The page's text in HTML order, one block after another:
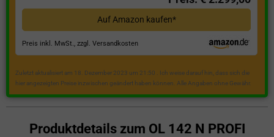
Auf Amazon kaufen*
Preis inkl. MwSt., zzgl. Versandkosten
Zuletzt aktualisiert am 18. Dezember 2023 um 21:50 . Ich weise darauf hin, dass sich die
hier angezeigten Preise inzwischen geändert haben können. Alle Angaben ohne Gewähr.
Produktdetails zum OL 142 N PROFI